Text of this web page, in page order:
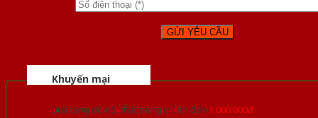
Khuyến mại
Quà tặng đồ nội thất trang trí lên đến 1.000.000đ